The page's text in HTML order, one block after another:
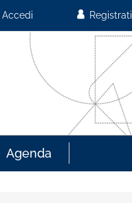
Registrati
Accedi
Agenda